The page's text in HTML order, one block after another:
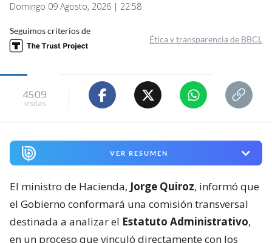
Domingo 09 Agosto, 2026 | 22:58
Seguimos criterios de
Ética y transparencia de BBCL
4509
visitas
VER RESUMEN
El ministro de Hacienda, Jorge Quiroz, informó que
el Gobierno conformará una comisión transversal
destinada a analizar el Estatuto Administrativo,
en un proceso que vinculó directamente con los